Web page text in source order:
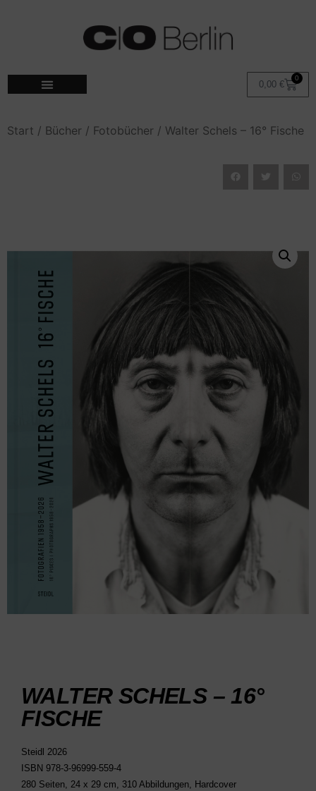
0,00 €
0
Start / Bücher / Fotobücher / Walter Schels – 16° Fische
WALTER SCHELS – 16°
FISCHE
Steidl 2026
ISBN 978-3-96999-559-4
280 Seiten, 24 x 29 cm, 310 Abbildungen, Hardcover